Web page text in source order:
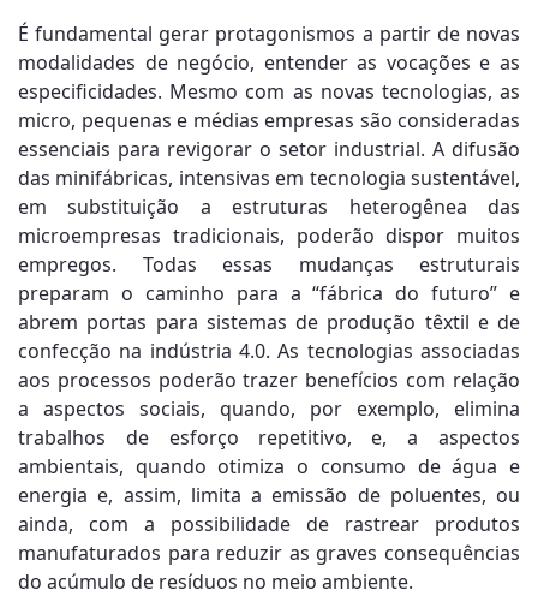
É fundamental gerar protagonismos a partir de novas
modalidades de negócio, entender as vocações e as
especificidades. Mesmo com as novas tecnologias, as
micro, pequenas e médias empresas são consideradas
essenciais para revigorar o setor industrial. A difusão
das minifábricas, intensivas em tecnologia sustentável,
em substituição a estruturas heterogênea das
microempresas tradicionais, poderão dispor muitos
empregos. Todas essas mudanças estruturais
preparam o caminho para a “fábrica do futuro” e
abrem portas para sistemas de produção têxtil e de
confecção na indústria 4.0. As tecnologias associadas
aos processos poderão trazer benefícios com relação
a aspectos sociais, quando, por exemplo, elimina
trabalhos de esforço repetitivo, e, a aspectos
ambientais, quando otimiza o consumo de água e
energia e, assim, limita a emissão de poluentes, ou
ainda, com a possibilidade de rastrear produtos
manufaturados para reduzir as graves consequências
do acúmulo de resíduos no meio ambiente.